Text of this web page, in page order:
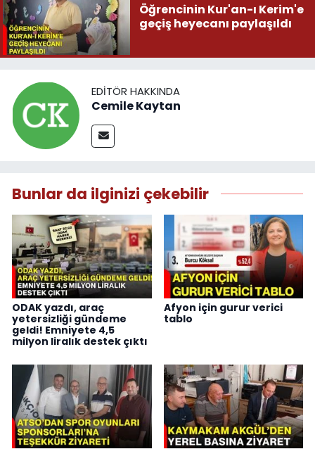
Öğrencinin Kur'an-ı Kerim'e
geçiş heyecanı paylaşıldı
EDITÖR HAKKINDA
Cemile Kaytan
Bunlar da ilginizi çekebilir
ODAK yazdı, araç
yetersizliği gündeme
geldi! Emniyete 4,5
milyon liralık destek çıktı
Afyon için gurur verici
tablo